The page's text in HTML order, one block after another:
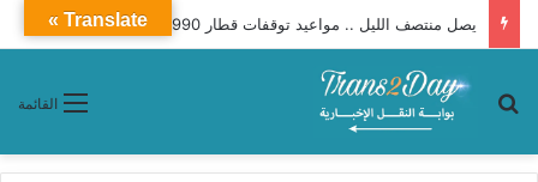
يصل منتصف الليل .. مواعيد توقفات قطار 990 فرنساوى مطور من القاهرة إلى سوهاج
القائمة بحث عن
Translate »